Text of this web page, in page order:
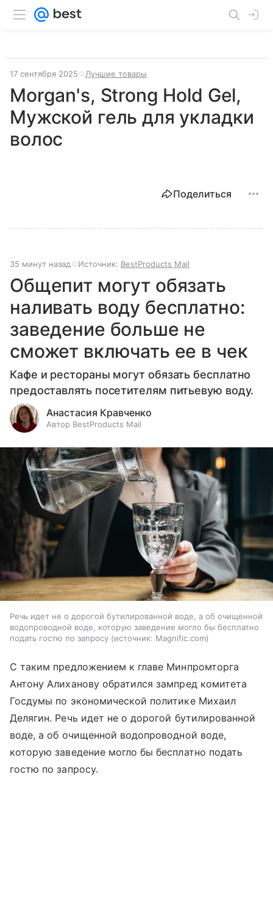
17 сентября 2025 Лучшие товары
Morgan's, Strong Hold Gel,
Мужской гель для укладки
волос
Поделиться
35 минут назад Источник: BestProducts Mail
Общепит могут обязать
наливать воду бесплатно:
заведение больше не
сможет включать ее в чек
Кафе и рестораны могут обязать бесплатно
предоставлять посетителям питьевую воду.
Анастасия Кравченко
Автор BestProducts Mail
Речь идет не о дорогой бутилированной воде, а об очищенной
водопроводной воде, которую заведение могло бы бесплатно
подать гостю по запросу
источник: Magnific.com
С таким предложением к главе Минпромторга
Антону Алиханову обратился зампред комитета
Госдумы по экономической политике Михаил
Делягин. Речь идет не о дорогой бутилированной
воде, а об очищенной водопроводной воде,
которую заведение могло бы бесплатно подать
гостю по запросу.